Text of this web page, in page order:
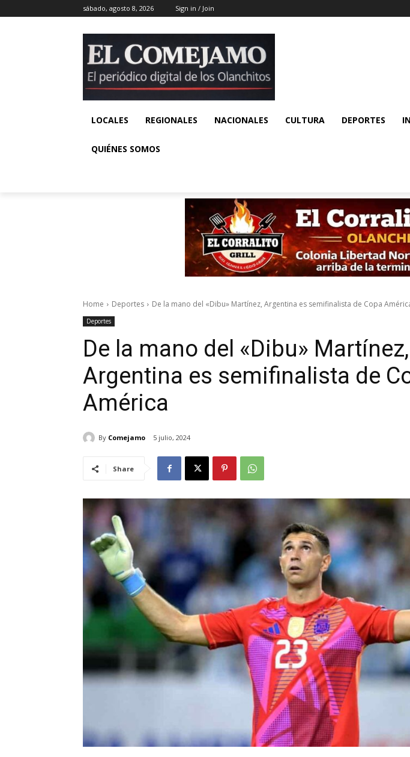
sábado, agosto 8, 2026 Sign in / Join
LOCALES REGIONALES NACIONALES CULTURA DEPORTES
QUIÉNES SOMOS
Home Deportes De la mano del «Dibu» Martínez, Argentina es semifinalista de Copa
Deportes
De la mano del «Dibu» Martínez,
Argentina es semifinalista de
América
By Comejamo 5 julio, 2024
Share